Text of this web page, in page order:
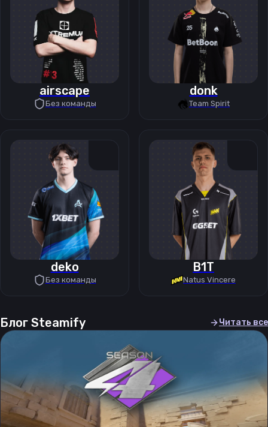
airscape
Без команды
donk
Team Spirit
deko
Без команды
B1T
Natus Vincere
Блог Steamify Читать все